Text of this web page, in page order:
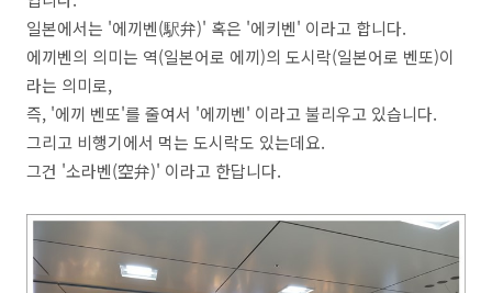
일본에서는 '에끼벤(駅弁)' 혹은 '에키벤' 이라고 합니다.
에끼벤의 의미는 역(일본어로 에끼)의 도시락(일본어로 벤또)이
라는 의미로,
즉, '에끼 벤또'를 줄여서 '에끼벤' 이라고 불리우고 있습니다.
그리고 비행기에서 먹는 도시락도 있는데요.
그건 '소라벤(空弁)' 이라고 한답니다.